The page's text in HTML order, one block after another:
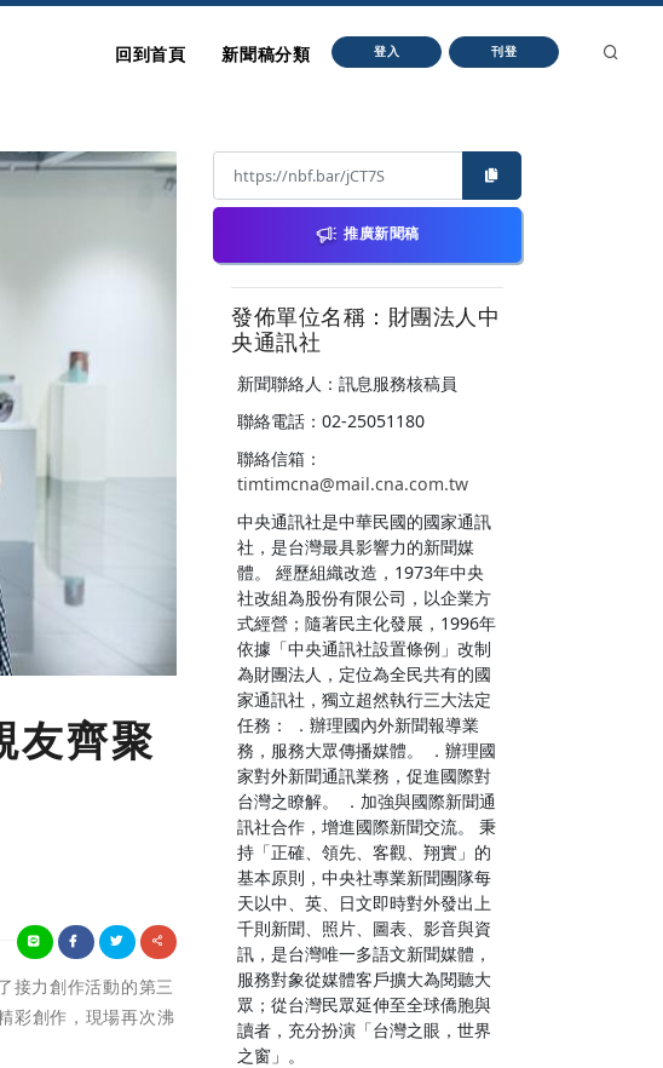
回到首頁 新聞稿分類 登入 刊登
友齊聚
力創作活動的第三
彩創作，現場再次沸
推廣新聞稿
發佈單位名稱：財團法人中
央通訊社
新聞聯絡人：訊息服務核稿員
聯絡電話：02-25051180
聯絡信箱：
timtimcna@mail.cna.com.tw
中央通訊社是中華民國的國家通訊
社，是台灣最具影響力的新聞媒
體。 經歷組織改造，1973年中央
社改組為股份有限公司，以企業方
式經營；隨著民主化發展，1996年
依據「中央通訊社設置條例」改制
為財團法人，定位為全民共有的國
家通訊社，獨立超然執行三大法定
任務： ．辦理國內外新聞報導業
務，服務大眾傳播媒體。 ．辦理國
家對外新聞通訊業務，促進國際對
台灣之瞭解。 ．加強與國際新聞通
訊社合作，增進國際新聞交流。 秉
持「正確、領先、客觀、翔實」的
基本原則，中央社專業新聞團隊每
天以中、英、日文即時對外發出上
千則新聞、照片、圖表、影音與資
訊，是台灣唯一多語文新聞媒體，
服務對象從媒體客戶擴大為閱聽大
眾；從台灣民眾延伸至全球僑胞與
讀者，充分扮演「台灣之眼，世界
之窗」。